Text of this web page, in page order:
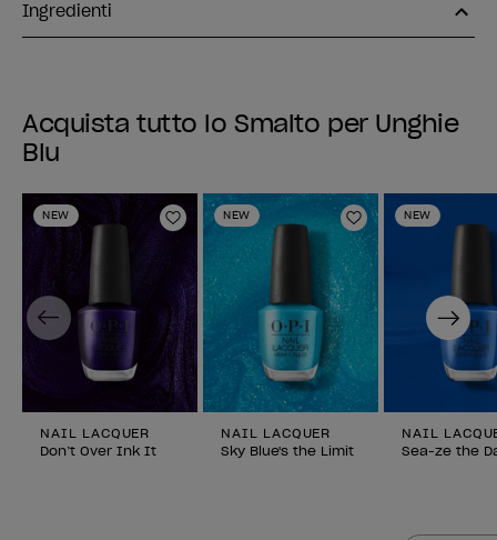
Ingredienti
Acquista tutto lo Smalto per Unghie
Blu
NEW
Aggiungi alla lista dei desideri
NAIL LACQUER
Don’t Over Ink It
NEW
Aggiungi alla
NAIL LACQUER
Sky Blue's the Limit
NEW
NAIL
Sea-ze the
Previous Next